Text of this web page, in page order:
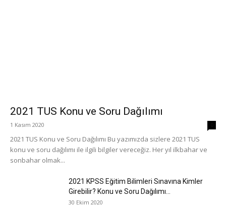
2021 TUS Konu ve Soru Dağılımı
1 Kasım 2020
2021 TUS Konu ve Soru Dağılımı Bu yazımızda sizlere 2021 TUS
konu ve soru dağılımı ile ilgili bilgiler vereceğiz. Her yıl ilkbahar ve
sonbahar olmak...
2021 KPSS Eğitim Bilimleri Sınavına Kimler
Girebilir? Konu ve Soru Dağılımı...
30 Ekim 2020